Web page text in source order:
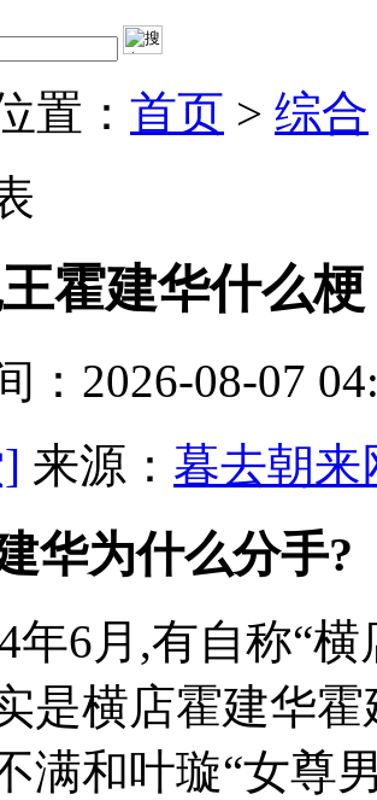
置： 首页 > 综合
霍建华什么梗
：2026-08-07
来源： 暮去朝来
华为什么分手?
年6月,有自称“
是横店霍建华
满和叶璇“女尊